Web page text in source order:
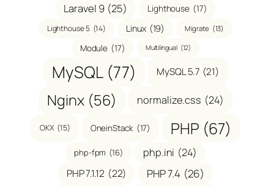
Laravel 9 (25) Lighthouse (17)
Lighthouse 5 (14) Linux (19) Migrate (13)
Module (17) Multilingual (12)
MySQL (77) MySQL 5.7 (21)
Nginx (56) normalize.css (24)
OKX (15) OneinStack (17) PHP (67)
php-fpm (16) php.ini (24)
PHP 7.1.12 (22) PHP 7.4 (26)